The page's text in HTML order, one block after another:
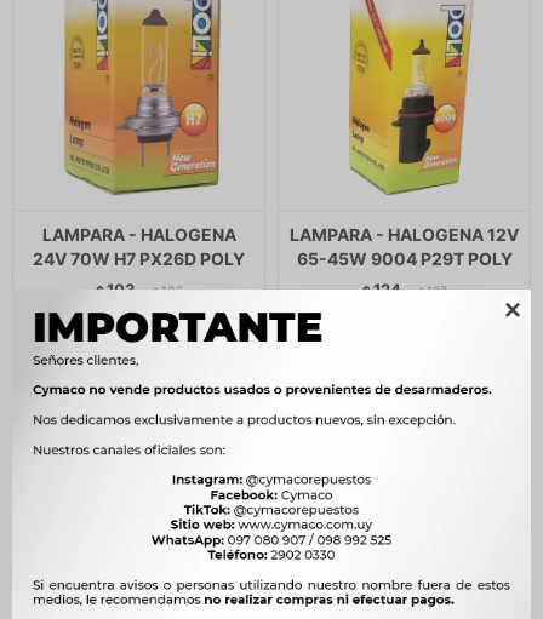

LAMPARA - HALOGENA
24V 70W H7 PX26D POLY
$103 $ 106
$88
LAMPARA - HALOGENA 12V
65-45W 9004 P29T POLY
$124 $ 127